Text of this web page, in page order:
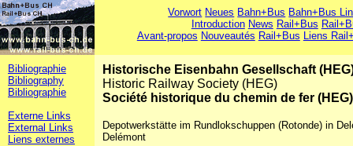
Vorwort Neues Bahn+Bus Bahn+Bus
Introduction News Rail+Bus
Avant-propos Nouveautés Rail+Bus Liens
Bibliographie
Bibliography
Bibliographie
Externe Links
External Links
Liens externes
Historische Eisenbahn Gesellschaft
Historic Railway Society (HEG)
Société historique du chemin de fer (HEG)
Depotwerkstätte im Rundlokschuppen (Rotonde) in
Delémont